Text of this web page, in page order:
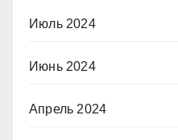
Июль 2024
Июнь 2024
Апрель 2024